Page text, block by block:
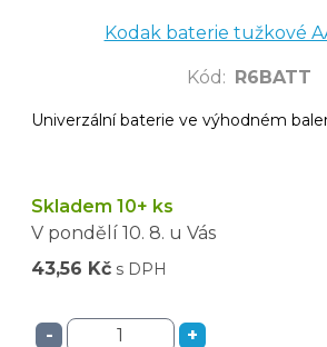
Kodak baterie tužkové
Kód : R6BATT
Univerzální baterie ve výhodném
Skladem 10+ ks
V pondělí 10. 8. u Vás
43,56 Kč s DPH
- +